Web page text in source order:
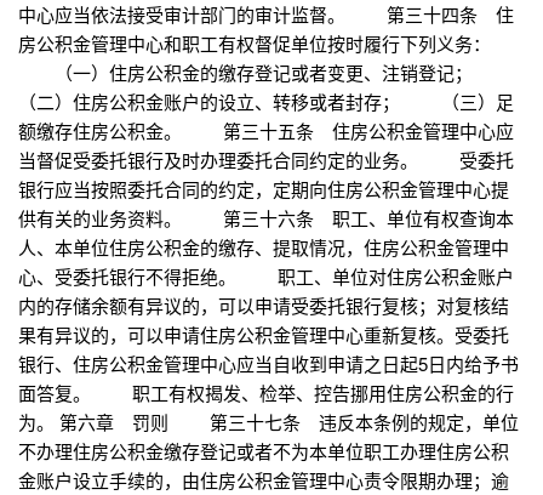
中心应当依法接受审计部门的审计监督。 第三十四条 住
房公积金管理中心和职工有权督促单位按时履行下列义务：
（一）住房公积金的缴存登记或者变更、注销登记；
（二）住房公积金账户的设立、转移或者封存； （三）足
额缴存住房公积金。 第三十五条 住房公积金管理中心应
当督促受委托银行及时办理委托合同约定的业务。 受委托
银行应当按照委托合同的约定，定期向住房公积金管理中心提
供有关的业务资料。 第三十六条 职工、单位有权查询本
人、本单位住房公积金的缴存、提取情况，住房公积金管理中
心、受委托银行不得拒绝。 职工、单位对住房公积金账户
内的存储余额有异议的，可以申请受委托银行复核；对复核结
果有异议的，可以申请住房公积金管理中心重新复核。受委托
银行、住房公积金管理中心应当自收到申请之日起5日内给予书
面答复。 职工有权揭发、检举、控告挪用住房公积金的行
为。 第六章 罚则 第三十七条 违反本条例的规定，单位
不办理住房公积金缴存登记或者不为本单位职工办理住房公积
金账户设立手续的，由住房公积金管理中心责令限期办理；逾